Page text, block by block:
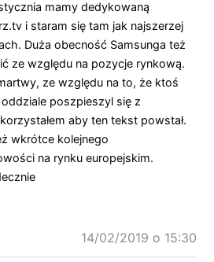
mamy dedykowaną
i staram się tam jak najszerzej
Duża obecność Samsunga też
ze względu na pozycje rynkową.
ze względu na to, że ktoś
poszpieszyl się z
aby ten tekst powstał.
wkrótce kolejnego
na rynku europejskim.
14/02/2019 o 15:30